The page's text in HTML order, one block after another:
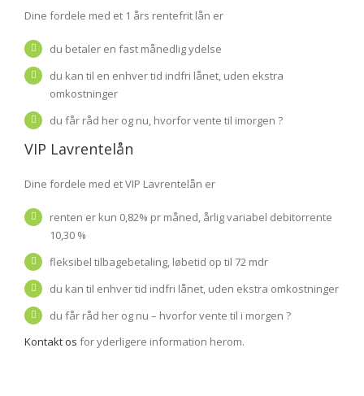
Dine fordele med et 1 års rentefrit lån er
du betaler en fast månedlig ydelse
du kan til en enhver tid indfri lånet, uden ekstra
omkostninger
du får råd her og nu, hvorfor vente til imorgen ?
VIP Lavrentelån
Dine fordele med et VIP Lavrentelån er
renten er kun 0,82% pr måned, årlig variabel debitorrente
10,30 %
fleksibel tilbagebetaling, løbetid op til 72 mdr
du kan til enhver tid indfri lånet, uden ekstra omkostninger
du får råd her og nu – hvorfor vente til i morgen ?
Kontakt os for yderligere information herom.